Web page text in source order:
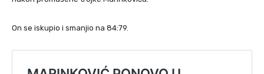
On se iskupio i smanjio na 84:79.